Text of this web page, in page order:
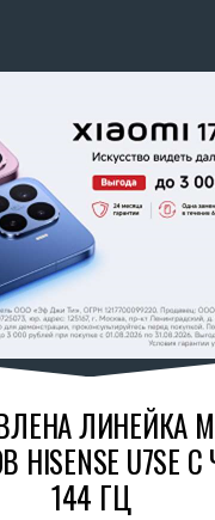
ЛИНЕЙКА
U7SE
144 ГЦ